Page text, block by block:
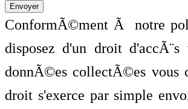
ConformÃ©ment Ã notre
disposez d'un droit
donnÃ©es collectÃ©es vous
droit s'exerce par simple